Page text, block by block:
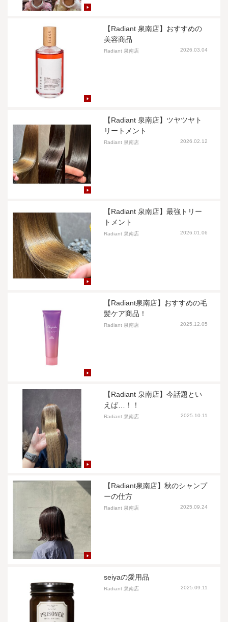
【Radiant 泉南店】おすすめの
美容商品
Radiant 泉南店 2026.03.04
【Radiant 泉南店】ツヤツヤト
リートメント
Radiant 泉南店 2026.02.12
【Radiant 泉南店】最強トリー
トメント
Radiant 泉南店 2026.01.06
【Radiant泉南店】おすすめの毛
髪ケア商品！
Radiant 泉南店 2025.12.05
【Radiant 泉南店】今話題とい
えば…！！
Radiant 泉南店 2025.10.11
【Radiant泉南店】秋のシャンプ
ーの仕方
Radiant 泉南店 2025.09.24
seiyaの愛用品
Radiant 泉南店 2025.09.11